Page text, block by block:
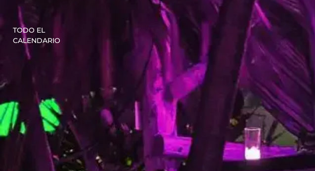
TODO EL
CALENDARIO